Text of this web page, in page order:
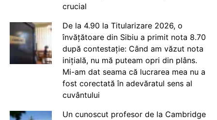
crucial
De la 4.90 la Titularizare 2026, o
învățătoare din Sibiu a primit nota 8.70
după contestație: Când am văzut nota
inițială, nu mă puteam opri din plâns.
Mi-am dat seama că lucrarea mea nu a
fost corectată în adevăratul sens al
cuvântului
Un cunoscut profesor de la Cambridge